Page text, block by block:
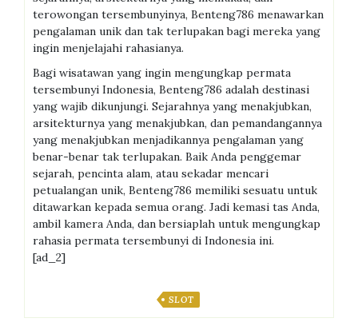
terowongan tersembunyinya, Benteng786 menawarkan
pengalaman unik dan tak terlupakan bagi mereka yang
ingin menjelajahi rahasianya.
Bagi wisatawan yang ingin mengungkap permata
tersembunyi Indonesia, Benteng786 adalah destinasi
yang wajib dikunjungi. Sejarahnya yang menakjubkan,
arsitekturnya yang menakjubkan, dan pemandangannya
yang menakjubkan menjadikannya pengalaman yang
benar-benar tak terlupakan. Baik Anda penggemar
sejarah, pencinta alam, atau sekadar mencari
petualangan unik, Benteng786 memiliki sesuatu untuk
ditawarkan kepada semua orang. Jadi kemasi tas Anda,
ambil kamera Anda, dan bersiaplah untuk mengungkap
rahasia permata tersembunyi di Indonesia ini.
[ad_2]
SLOT